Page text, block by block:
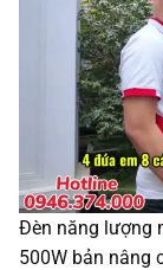
Đèn năng lượng
500W bản nâng